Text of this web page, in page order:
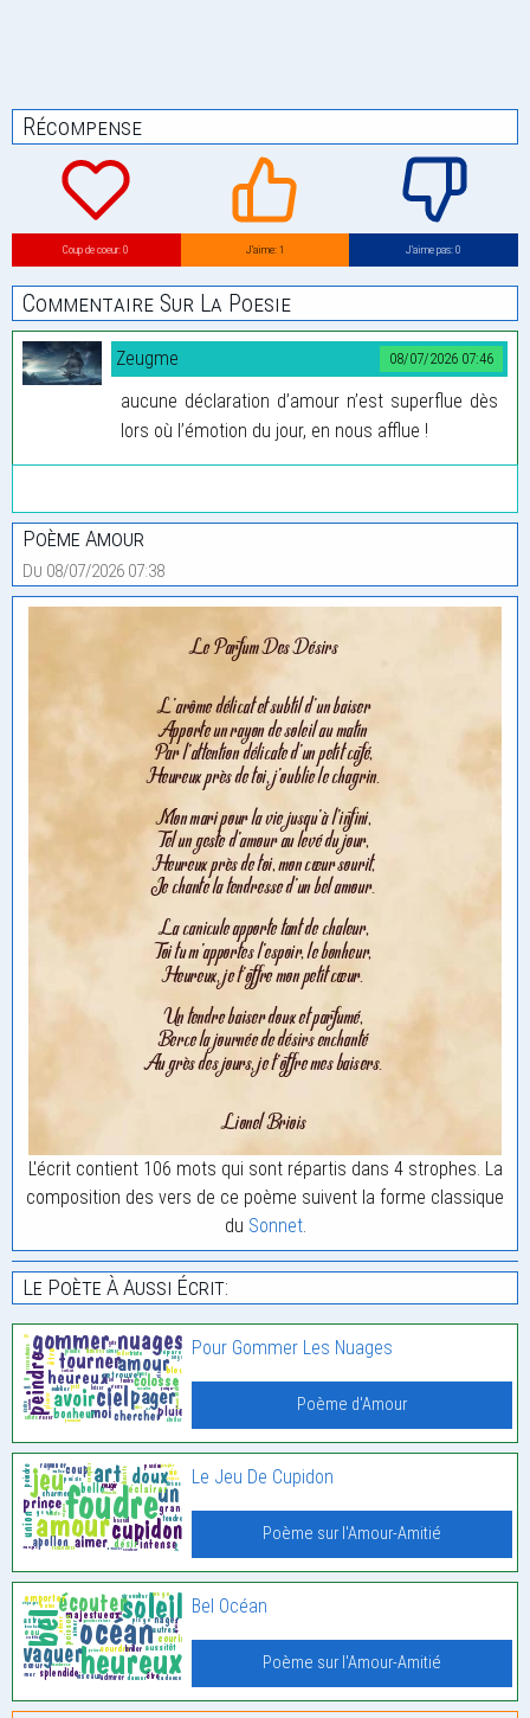
Récompense
Coup de coeur: 0 J’aime: 1 J’aime pas: 0
Commentaire Sur La Poesie
08/07/2026 07:46
Zeugme
aucune déclaration d’amour n’est superflue dès
lors où l’émotion du jour, en nous afflue !
Poème Amour
Du 08/07/2026 07:38
L'écrit contient 106 mots qui sont répartis dans 4 strophes. La
composition des vers de ce poème suivent la forme classique
du Sonnet.
Le Poète À Aussi Écrit:
Pour Gommer Les Nuages
Poème d'Amour
Le Jeu De Cupidon
Poème sur l'Amour-Amitié
Bel Océan
Poème sur l'Amour-Amitié